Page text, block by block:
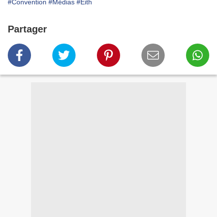
#Convention #Médias #Eith
Partager